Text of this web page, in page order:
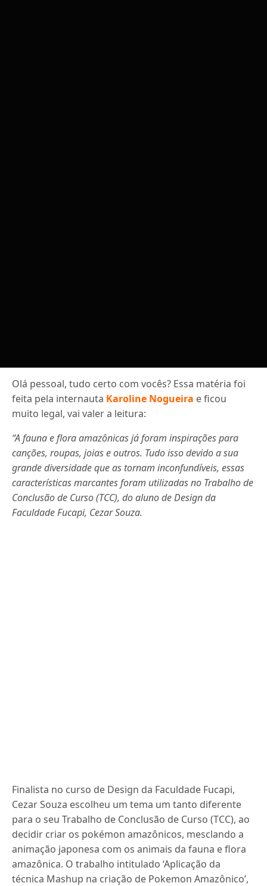
Olá pessoal, tudo certo com vocês? Essa matéria foi
feita pela internauta Karoline Nogueira e ficou
muito legal, vai valer a leitura:
“A fauna e flora amazônicas já foram inspirações para
canções, roupas, joias e outros. Tudo isso devido a sua
grande diversidade que as tornam inconfundíveis, essas
características marcantes foram utilizadas no Trabalho de
Conclusão de Curso (TCC), do aluno de Design da
Faculdade Fucapi, Cezar Souza.
Finalista no curso de Design da Faculdade Fucapi,
Cezar Souza escolheu um tema um tanto diferente
para o seu Trabalho de Conclusão de Curso (TCC), ao
decidir criar os pokémon amazônicos, mesclando a
animação japonesa com os animais da fauna e flora
amazônica. O trabalho intitulado ‘Aplicação da
técnica Mashup na criação de Pokemon Amazônico’,